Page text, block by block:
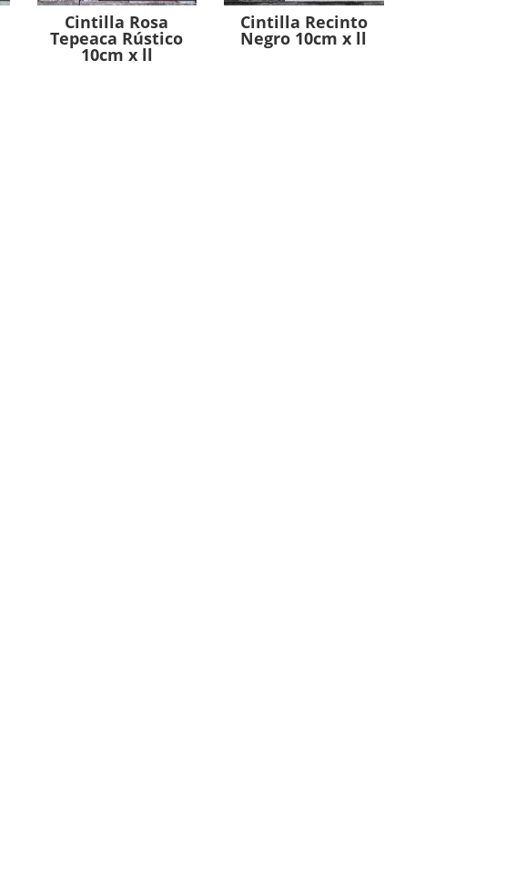
Cintilla Rosa
Tepeaca Rústico
10cm x ll
Cintilla Recinto
Negro 10cm x ll